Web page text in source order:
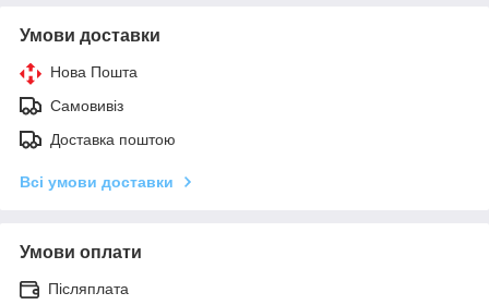
Умови доставки
Нова Пошта
Самовивіз
Доставка поштою
Всі умови доставки
Умови оплати
Післяплата